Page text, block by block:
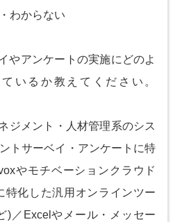
わからない
やアンケートの実施にどのよ
いるか教えてください。
ジメント・人材管理系のシス
トサーベイ・アンケートに特
やモチベーションクラウド
特化した汎用オンラインツー
)／Excelやメール・メッセー